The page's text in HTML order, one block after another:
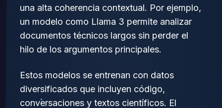
una alta coherencia contextual. Por ejemplo,
un modelo como Llama 3 permite analizar
documentos técnicos largos sin perder el
hilo de los argumentos principales.
Estos modelos se entrenan con datos
diversificados que incluyen código,
conversaciones y textos científicos. El